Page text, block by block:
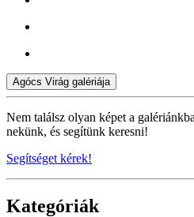
Agócs Virág galériája
Nem találsz olyan képet a
nekünk, és segítünk keresni!
Segítséget kérek!
Kategóriák